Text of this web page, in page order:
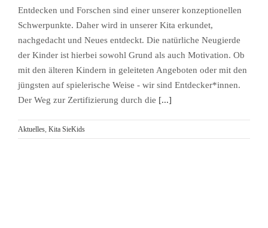
Entdecken und Forschen sind einer unserer konzeptionellen
Schwerpunkte. Daher wird in unserer Kita erkundet,
nachgedacht und Neues entdeckt. Die natürliche Neugierde
der Kinder ist hierbei sowohl Grund als auch Motivation. Ob
mit den älteren Kindern in geleiteten Angeboten oder mit den
jüngsten auf spielerische Weise - wir sind Entdecker*innen.
Der Weg zur Zertifizierung durch die [...]
Aktuelles, Kita SieKids